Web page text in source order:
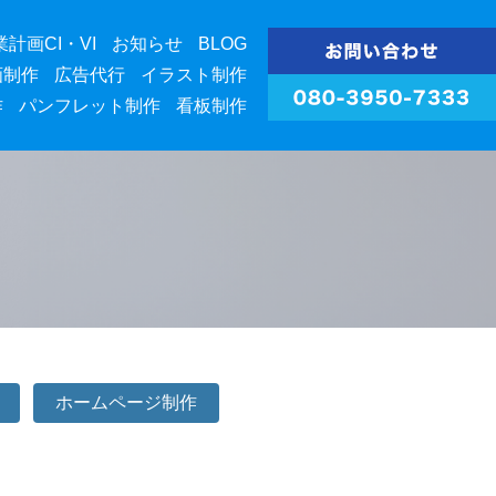
計画CI・VI お知らせ
BLOG
作
広告代行
イラスト制作
パンフレット制作 看板制作
ホームページ制作